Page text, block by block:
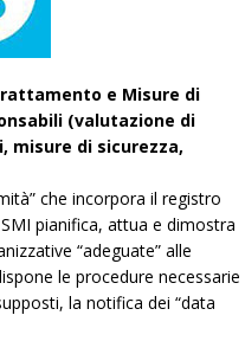
e Misure di
(valutazione di
di sicurezza,
che incorpora il registro
pianifica, attua e dimostra
“adeguate” alle
le procedure necessarie
la notifica dei “data